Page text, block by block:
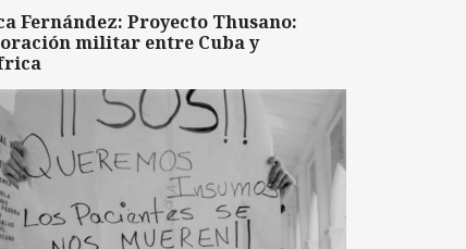
Fernández: Proyecto Thusano:
militar entre Cuba y